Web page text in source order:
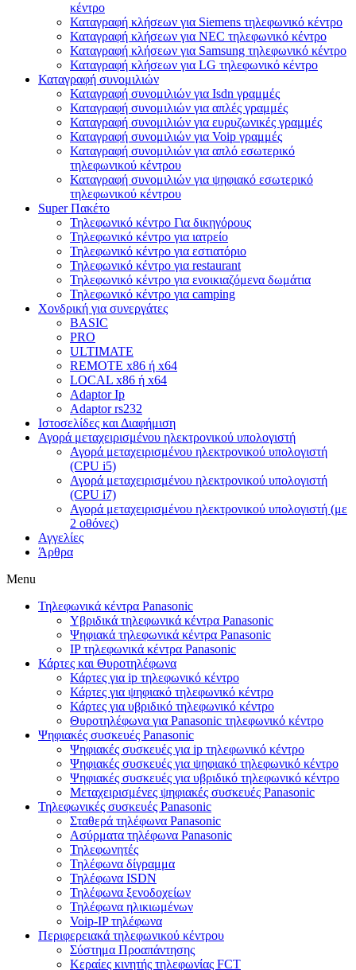
κέντρο
Καταγραφή κλήσεων για Siemens τηλεφωνικό κέντρο
Καταγραφή κλήσεων για NEC τηλεφωνικό κέντρο
Καταγραφή κλήσεων για Samsung τηλεφωνικό κέντρο
Καταγραφή κλήσεων για LG τηλεφωνικό κέντρο
Καταγραφή συνομιλιών
Καταγραφή συνομιλιών για Isdn γραμμές
Καταγραφή συνομιλιών για απλές γραμμές
Καταγραφή συνομιλιών για ευρυζωνικές γραμμές
Καταγραφή συνομιλιών για Voip γραμμές
Καταγραφή συνομιλιών για απλό εσωτερικό
τηλεφωνικού κέντρου
Καταγραφή συνομιλιών για ψηφιακό εσωτερικό
τηλεφωνικού κέντρου
Super Πακέτο
Τηλεφωνικό κέντρο Για δικηγόρους
Τηλεφωνικό κέντρο για ιατρείο
Τηλεφωνικό κέντρο για εστιατόριο
Τηλεφωνικό κέντρο για restaurant
Τηλεφωνικό κέντρο για ενοικιαζόμενα δωμάτια
Τηλεφωνικό κέντρο για camping
Χονδρική για συνεργάτες
BASIC
PRO
ULTIMATE
REMOTE x86 ή x64
LOCAL x86 ή x64
Adaptor Ip
Adaptor rs232
Ιστοσελίδες και Διαφήμιση
Αγορά μεταχειρισμένου ηλεκτρονικού υπολογιστή
Αγορά μεταχειρισμένου ηλεκτρονικού υπολογιστή
(CPU i5)
Αγορά μεταχειρισμένου ηλεκτρονικού υπολογιστή
(CPU i7)
Αγορά μεταχειρισμένου ηλεκτρονικού υπολογιστή (με
2 οθόνες)
Αγγελίες
Άρθρα
Menu
Τηλεφωνικά κέντρα Panasonic
Υβριδικά τηλεφωνικά κέντρα Panasonic
Ψηφιακά τηλεφωνικά κέντρα Panasonic
IP τηλεφωνικά κέντρα Panasonic
Κάρτες και Θυροτηλέφωνα
Κάρτες για ip τηλεφωνικό κέντρο
Κάρτες για ψηφιακό τηλεφωνικό κέντρο
Κάρτες για υβριδικό τηλεφωνικό κέντρο
Θυροτηλέφωνα για Panasonic τηλεφωνικό κέντρο
Ψηφιακές συσκευές Panasonic
Ψηφιακές συσκευές για ip τηλεφωνικό κέντρο
Ψηφιακές συσκευές για ψηφιακό τηλεφωνικό κέντρο
Ψηφιακές συσκευές για υβριδικό τηλεφωνικό κέντρο
Μεταχειρισμένες ψηφιακές συσκευές Panasonic
Τηλεφωνικές συσκευές Panasonic
Σταθερά τηλέφωνα Panasonic
Ασύρματα τηλέφωνα Panasonic
Τηλεφωνητές
Τηλέφωνα δίγραμμα
Τηλέφωνα ISDN
Τηλέφωνα ξενοδοχείων
Τηλέφωνα ηλικιωμένων
Voip-IP τηλέφωνα
Περιφερειακά τηλεφωνικού κέντρου
Σύστημα Προαπάντησης
Κεραίες κινητής τηλεφωνίας FCT